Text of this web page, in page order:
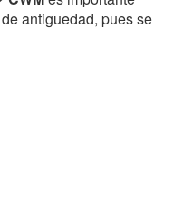
antiguedad, pues se